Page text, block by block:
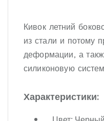
Кивок летний
из стали и потому
деформации, а
силиконовую
Характеристики: